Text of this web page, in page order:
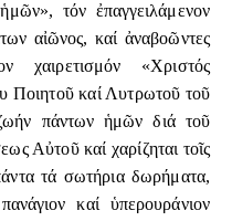
τόν ἐπαγγειλάμενον
αἰῶνος, καί ἀναβοῶντες
χαιρετισμόν «Χριστός
Ποιητοῦ καί Λυτρωτοῦ τοῦ
πάντων ἡμῶν διά τοῦ
Αὐτοῦ καί χαρίζηται τοῖς
τά σωτήρια δωρήματα,
καί ὑπερουράνιον